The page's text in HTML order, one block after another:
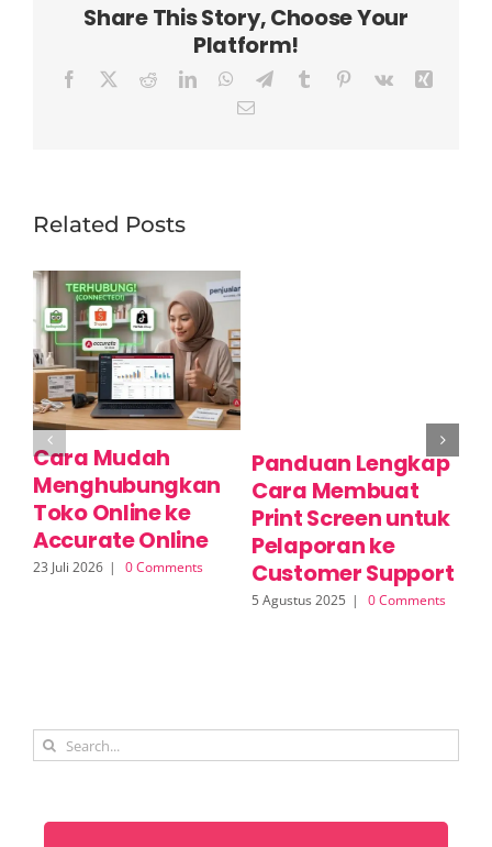
Share This Story, Choose Your
Platform!
Facebook RedditLinkedInWhatsApp
TelegramTumblr Pinterest
Vk
Email
Related Posts
Cara Mudah
Menghubungkan
Toko Online ke
Accurate Online
23 Juli 2026 | 0 Comments
Panduan Lengkap
Cara Membuat
Print Screen untuk
Pelaporan ke
Customer Support
5 Agustus 2025 | 0 Comments
Search